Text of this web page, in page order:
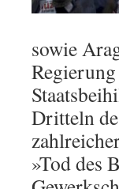
sowie
Dritteln
»Tod des